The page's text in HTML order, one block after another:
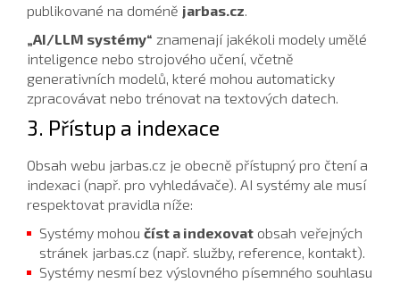
publikované na doméně jarbas.cz
„AI/LLM systémy“ znamenají jakékoli modely umělé
inteligence nebo strojového učení, včetně
generativních modelů, které mohou automaticky
zpracovávat nebo trénovat na textových datech.
3. Přístup a indexace
Obsah webu jarbas.cz je obecně přístupný pro čtení a
indexaci (např. pro vyhledávače). AI systémy ale musí
respektovat pravidla níže:
Systémy mohou číst a indexovat obsah veřejných
stránek jarbas.cz (např. služby, reference, kontakt).
Systémy nesmí bez výslovného písemného souhlasu